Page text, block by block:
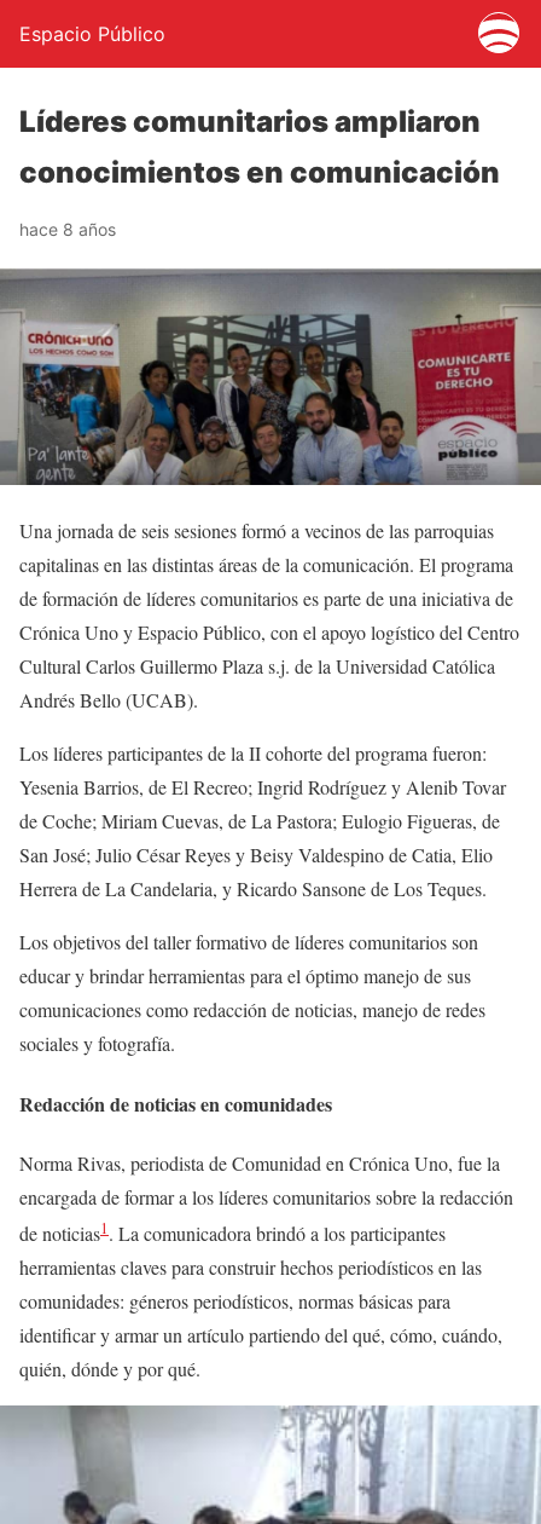
Espacio Público
Líderes comunitarios ampliaron
conocimientos en comunicación
hace 8 años
Una jornada de seis sesiones formó a vecinos de las parroquias
capitalinas en las distintas áreas de la comunicación. El programa
de formación de líderes comunitarios es parte de una iniciativa de
Crónica Uno y Espacio Público, con el apoyo logístico del Centro
Cultural Carlos Guillermo Plaza s.j. de la Universidad Católica
Andrés Bello (UCAB).
Los líderes participantes de la II cohorte del programa fueron:
Yesenia Barrios, de El Recreo; Ingrid Rodríguez y Alenib Tovar
de Coche; Miriam Cuevas, de La Pastora; Eulogio Figueras, de
San José; Julio César Reyes y Beisy Valdespino de Catia, Elio
Herrera de La Candelaria, y Ricardo Sansone de Los Teques.
Los objetivos del taller formativo de líderes comunitarios son
educar y brindar herramientas para el óptimo manejo de sus
comunicaciones como redacción de noticias, manejo de redes
sociales y fotografía.
Redacción de noticias en comunidades
Norma Rivas, periodista de Comunidad en Crónica Uno, fue la
encargada de formar a los líderes comunitarios sobre la redacción
de noticias1. La comunicadora brindó a los participantes
herramientas claves para construir hechos periodísticos en las
comunidades: géneros periodísticos, normas básicas para
identificar y armar un artículo partiendo del qué, cómo, cuándo,
quién, dónde y por qué.